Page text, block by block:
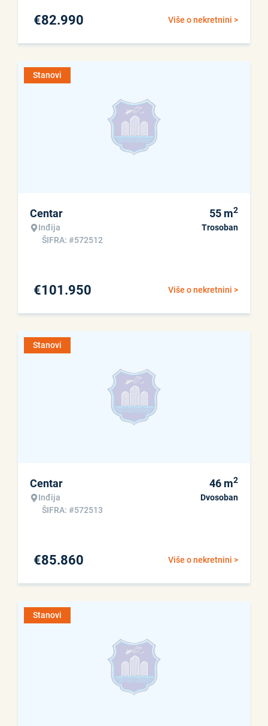
Više o nekretnini >
€82.990
Stanovi
Centar
Inđija
ŠIFRA: #572512
55 m2
Trosoban
Više o nekretnini >
€101.950
Stanovi
Centar
Inđija
ŠIFRA: #572513
46 m2
Dvosoban
Više o nekretnini >
€85.860
Stanovi